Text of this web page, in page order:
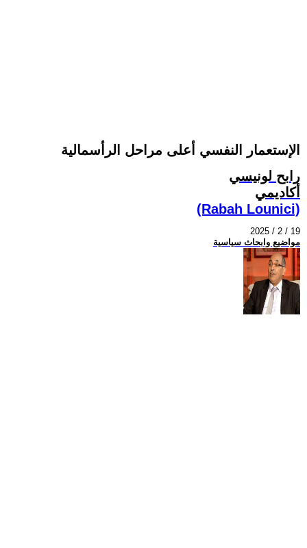
الإستعمار النفسي أعلى مراحل الرأسمالية
رابح لونيسي
أكاديمي
(Rabah Lounici)
2025 / 2 / 19
مواضيع وابحاث سياسية